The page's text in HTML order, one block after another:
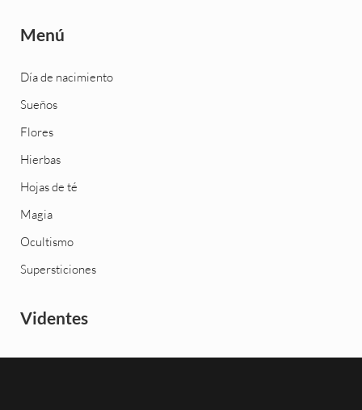
Menú
Día de nacimiento
Sueños
Flores
Hierbas
Hojas de té
Magia
Ocultismo
Supersticiones
Videntes